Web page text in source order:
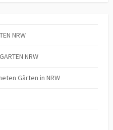
NRW
NRW
Gärten in NRW